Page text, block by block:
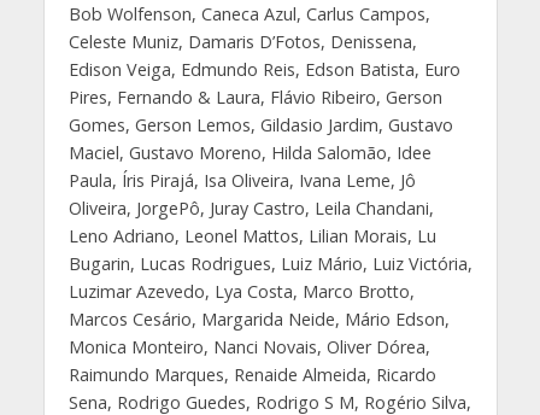
Bob Wolfenson, Caneca Azul, Carlus Campos,
Celeste Muniz, Damaris D’Fotos, Denissena,
Edison Veiga, Edmundo Reis, Edson Batista, Euro
Pires, Fernando & Laura, Flávio Ribeiro, Gerson
Gomes, Gerson Lemos, Gildasio Jardim, Gustavo
Maciel, Gustavo Moreno, Hilda Salomão, Idee
Paula, Íris Pirajá, Isa Oliveira, Ivana Leme, Jô
Oliveira, JorgePô, Juray Castro, Leila Chandani,
Leno Adriano, Leonel Mattos, Lilian Morais, Lu
Bugarin, Lucas Rodrigues, Luiz Mário, Luiz Victória,
Luzimar Azevedo, Lya Costa, Marco Brotto,
Marcos Cesário, Margarida Neide, Mário Edson,
Monica Monteiro, Nanci Novais, Oliver Dórea,
Raimundo Marques, Renaide Almeida, Ricardo
Sena, Rodrigo Guedes, Rodrigo S M, Rogério Silva,